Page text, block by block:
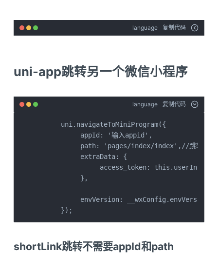
language 复制代码
uni-app跳转另一个微信小程序
language 复制代码
      uni.navigateToMiniProgram({
           appId: '输入appid',
           path: 'pages/index/index',//跳转路径
           extraData: {
access_token:
           },
           envVersion: __wxConfig.envVersion
      });
shortLink跳转不需要appId和path